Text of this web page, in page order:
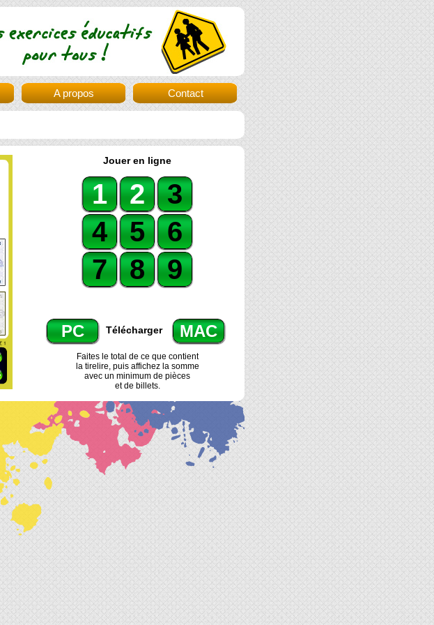
A propos Contact
Jouer en ligne
1 2
3
4
5
6
7
8 9
PC Télécharger MAC
Faites le total de ce que contient
la tirelire, puis affichez la somme
avec un minimum de pièces
et de billets.